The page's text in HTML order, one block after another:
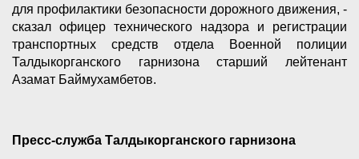
для профилактики безопасности дорожного движения, -
сказал офицер технического надзора и регистрации
транспортных средств отдела Военной полиции
Талдыкорганского гарнизона старший лейтенант
Азамат Баймухамбетов.
Пресс-служба Талдыкорганского гарнизона